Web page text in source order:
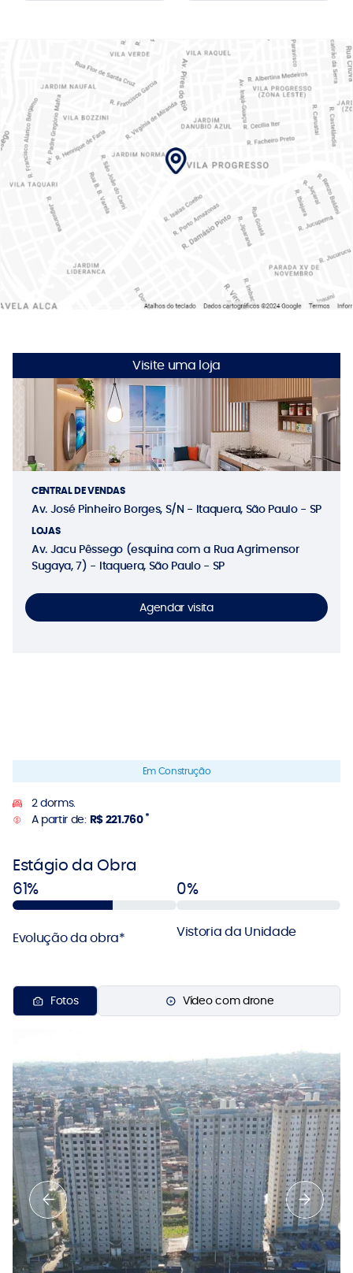
Visite uma loja
CENTRAL DE VENDAS
Av. José Pinheiro Borges, S/N - Itaquera, São Paulo - SP
LOJAS
Av. Jacu Pêssego (esquina com a Rua Agrimensor
Sugaya, 7) - Itaquera, São Paulo - SP
Agendar visita
Em Construção
2 dorms.
A partir de: R$ 221.760 *
Estágio da Obra
61%
Evolução da obra*
0%
Vistoria da Unidade
Fotos Vídeo com drone